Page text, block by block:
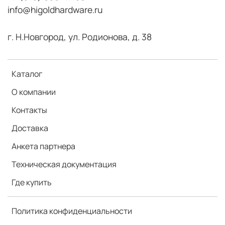
Каталог
О компании
Контакты
Доставка
Анкета партнера
Техническая документация
Где купить
Политика конфиденциальности
info@higoldhardware.ru
г. Н.Новгород, ул. Родионова, д. 38